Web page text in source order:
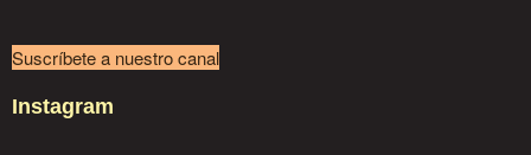
Suscríbete a nuestro canal
Instagram